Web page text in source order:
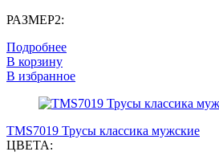
РАЗМЕР2:
Подробнее
В корзину
В избранное
TMS7019 Трусы классика мужские
ЦВЕТА: